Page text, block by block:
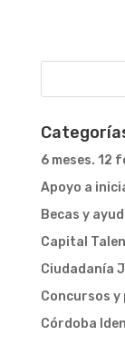
6 meses. 12
Apoyo a
Becas y
Capital
Ciudadanía
Concursos y
Córdoba